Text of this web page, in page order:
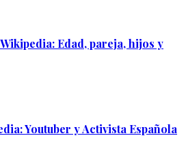
Edad, pareja, hijos y
Youtuber y Activista Española